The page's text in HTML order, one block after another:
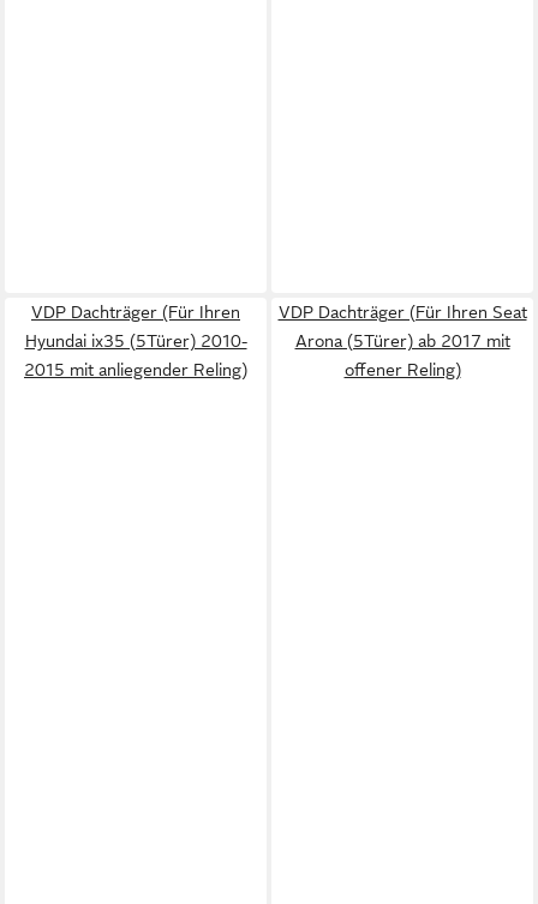
VDP Dachträger (Für Ihren
Hyundai ix35 (5Türer) 2010-
2015 mit anliegender Reling)
VDP Dachträger (Für Ihren Seat
Arona (5Türer) ab 2017 mit
offener Reling)